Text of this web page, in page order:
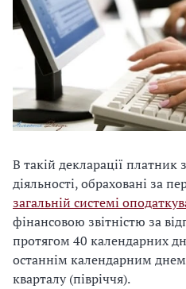
В такій декларації платник
діяльності, обраховані за
загальній системі
фінансовою звітністю за
протягом 40 календарних
останнім календарним днем
кварталу (півріччя).